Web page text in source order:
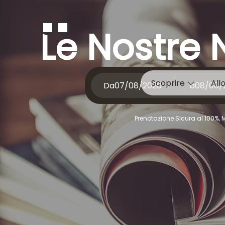
Scoprire
Le Nostre
Da a
Prenotazione Sicura al